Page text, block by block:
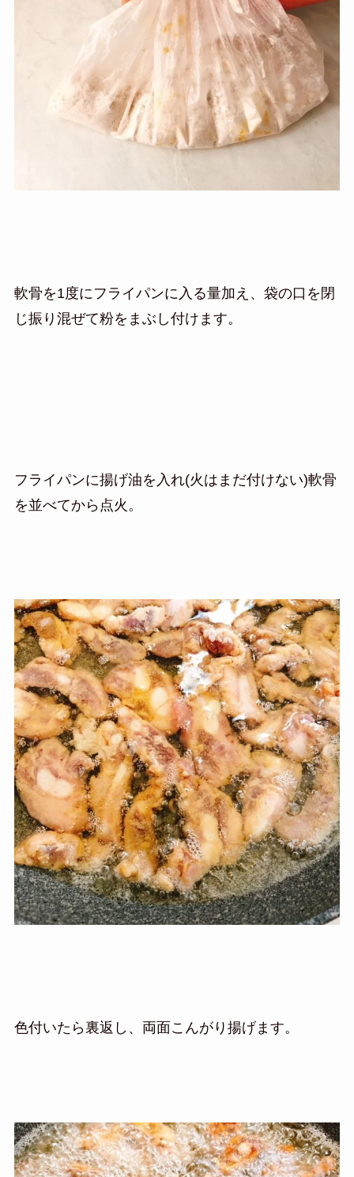
軟骨を1度にフライパンに入る量加え、袋の口を閉
じ振り混ぜて粉をまぶし付けます。
フライパンに揚げ油を入れ(火はまだ付けない)軟骨
を並べてから点火。
色付いたら裏返し、両面こんがり揚げます。